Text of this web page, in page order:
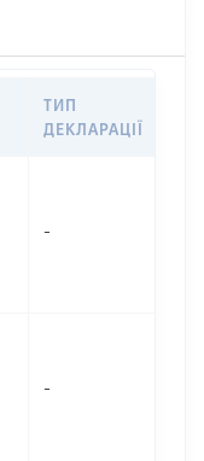
ТИП
ДЕКЛАРАЦІЇ
-
-